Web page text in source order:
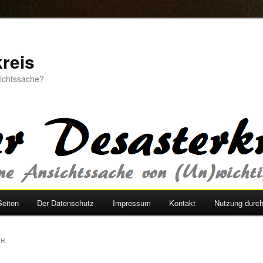
Der Datenschutz Impressum Kontakt Nutzung